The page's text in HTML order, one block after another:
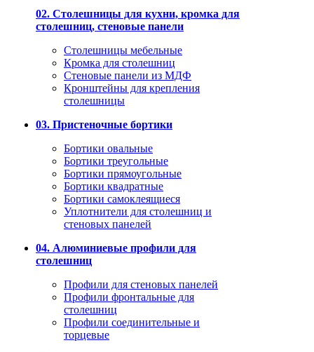
02. Столешницы для кухни, кромка для
столешниц, стеновые панели
Столешницы мебельные
Кромка для столешниц
Стеновые панели из МДФ
Кронштейны для крепления
столешницы
03. Пристеночные бортики
Бортики овальные
Бортики треугольные
Бортики прямоугольные
Бортики квадратные
Бортики самоклеящиеся
Уплотнители для столешниц и
стеновых панелей
04. Алюминиевые профили для
столешниц
Профили для стеновых панелей
Профили фронтальные для
столешниц
Профили соединительные и
торцевые